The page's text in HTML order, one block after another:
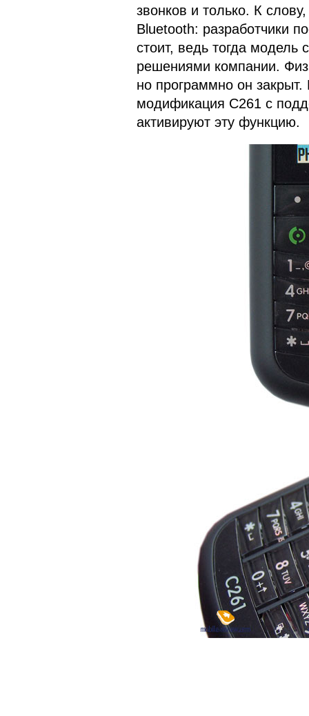
звонков и только. К
Bluetooth: разработчики
стоит, ведь тогда модель
решениями компании.
но программно он
модификация С261 с
активируют эту функцию.